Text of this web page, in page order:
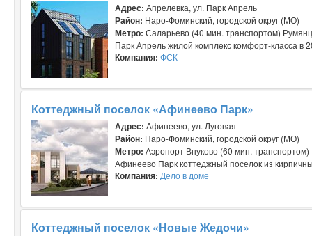
Адрес: Апрелевка, ул. Парк Апрель
Район: Наро-Фоминский, городской округ (МО)
Метро: Саларьево (40 мин. транспортом)
Парк Апрель жилой комплекс комфорт-класса в
Компания: ФСК
Коттеджный поселок «Афинеево Парк»
Адрес: Афинеево, ул. Луговая
Район: Наро-Фоминский, городской округ (МО)
Метро: Аэропорт Внуково (60 мин. транспортом)
Афинеево Парк коттеджный поселок из
Компания: Дело в доме
Коттеджный поселок «Новые Жедочи»